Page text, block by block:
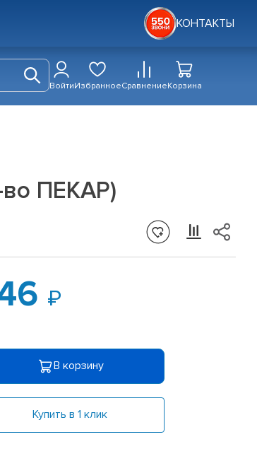
КОНТАКТЫ
ВойтиИзбранноеСравнениеКорзина
во ПЕКАР)
В корзину
Купить в 1 клик